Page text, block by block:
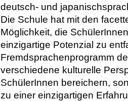
deutsch- und
Die Schule hat mit den
Möglichkeit, die
einzigartige Potenzial zu
Fremdsprachenprogramm
verschiedene kulturelle
SchülerInnen bereichern,
zu einer einzigartigen